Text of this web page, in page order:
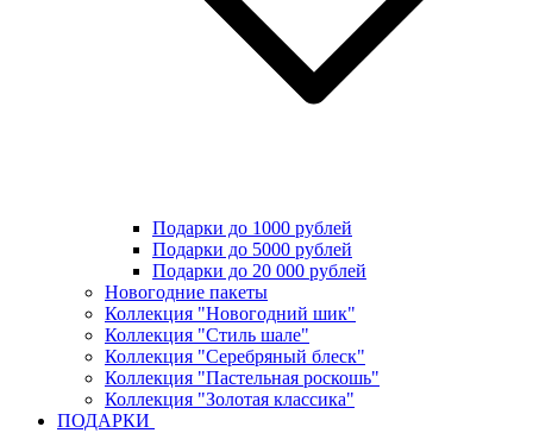
Подарки до 1000 рублей
Подарки до 5000 рублей
Подарки до 20 000 рублей
Новогодние пакеты
Коллекция "Новогодний шик"
Коллекция "Стиль шале"
Коллекция "Серебряный блеск"
Коллекция "Пастельная роскошь"
Коллекция "Золотая классика"
ПОДАРКИ